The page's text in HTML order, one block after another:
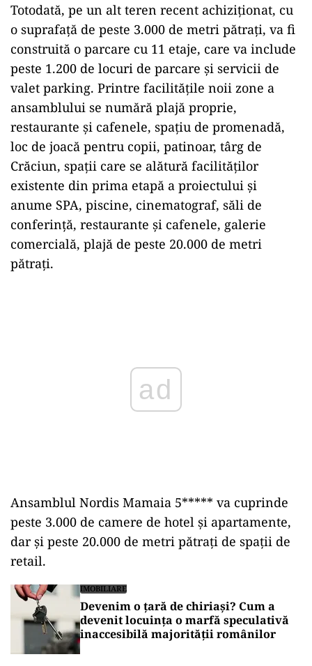
Totodată, pe un alt teren recent achiziționat, cu
o suprafață de peste 3.000 de metri pătrați, va fi
construită o parcare cu 11 etaje, care va include
peste 1.200 de locuri de parcare și servicii de
valet parking. Printre facilitățile noii zone a
ansamblului se numără plajă proprie,
restaurante și cafenele, spațiu de promenadă,
loc de joacă pentru copii, patinoar, târg de
Crăciun, spații care se alătură facilităților
existente din prima etapă a proiectului și
anume SPA, piscine, cinematograf, săli de
conferință, restaurante și cafenele, galerie
comercială, plajă de peste 20.000 de metri
pătrați.
Ansamblul Nordis Mamaia 5***** va cuprinde
peste 3.000 de camere de hotel și apartamente,
dar și peste 20.000 de metri pătrați de spații de
retail.
IMOBILIARE
Devenim o țară de chiriași? Cum a
devenit locuința o marfă speculativă
inaccesibilă majorității românilor